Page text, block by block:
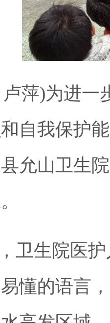
萍)为进一
自我保护
允山卫生
卫生院医
懂的语言